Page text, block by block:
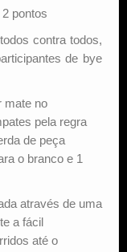
pontos
contra todos,
de bye
mate no
pela regra
de peça
o branco e 1
através de uma
a fácil
até o